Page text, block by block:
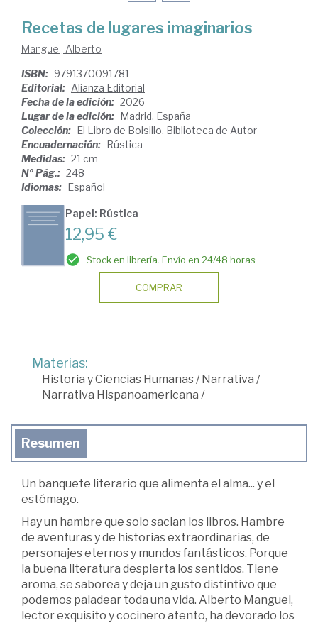
Recetas de lugares imaginarios
Manguel, Alberto
ISBN: 9791370091781
Editorial: Alianza Editorial
Fecha de la edición: 2026
Lugar de la edición: Madrid. España
Colección: El Libro de Bolsillo. Biblioteca de Autor
Encuadernación: Rústica
Medidas: 21 cm
Nº Pág.: 248
Idiomas: Español
Papel: Rústica
12,95 €
Stock en librería. Envío en 24/48 horas
COMPRAR
Materias:
Historia y Ciencias Humanas/Narrativa /
Narrativa Hispanoamericana /
Resumen
Un banquete literario que alimenta el alma... y el
estómago.
Hay un hambre que solo sacian los libros. Hambre
de aventuras y de historias extraordinarias, de
personajes eternos y mundos fantásticos. Porque
la buena literatura despierta los sentidos. Tiene
aroma, se saborea y deja un gusto distintivo que
podemos paladear toda una vida. Alberto Manguel,
lector exquisito y cocinero atento, ha devorado los